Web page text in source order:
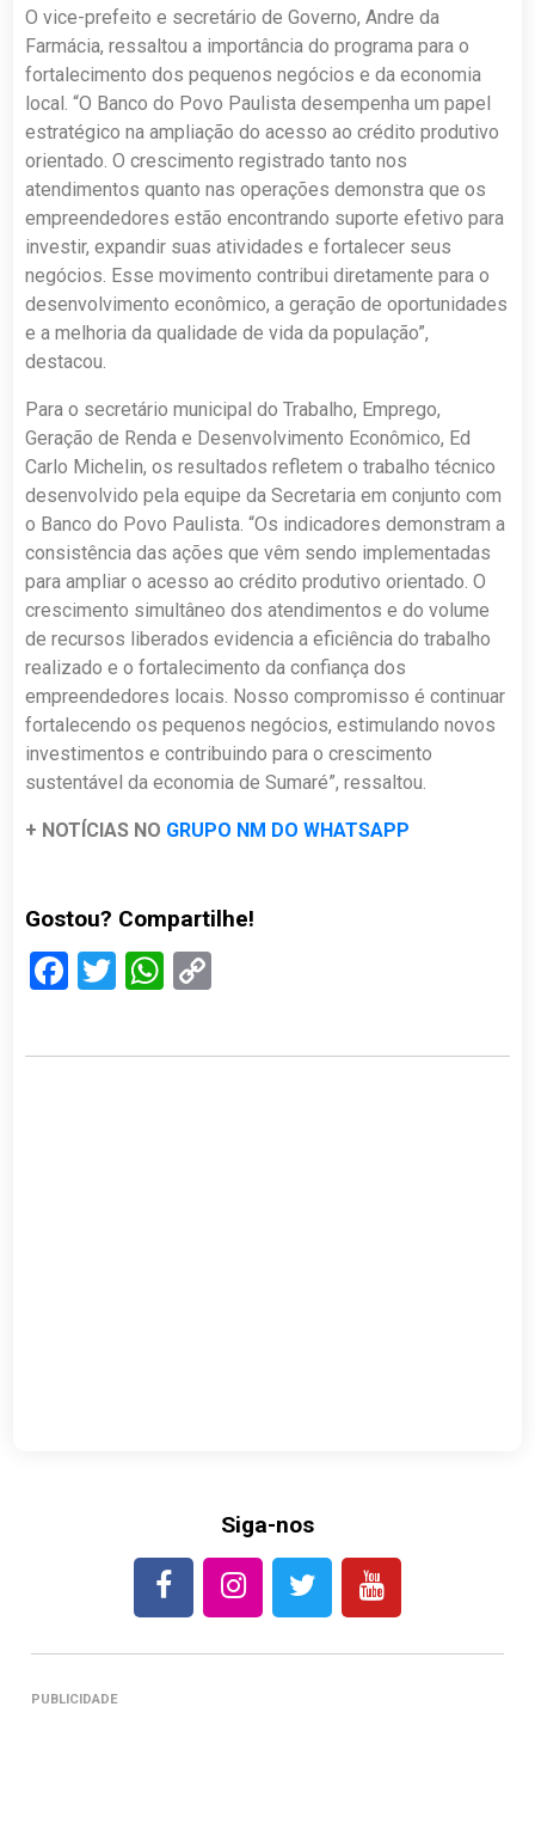
O vice-prefeito e secretário de Governo, Andre da
Farmácia, ressaltou a importância do programa para o
fortalecimento dos pequenos negócios e da economia
local. “O Banco do Povo Paulista desempenha um papel
estratégico na ampliação do acesso ao crédito produtivo
orientado. O crescimento registrado tanto nos
atendimentos quanto nas operações demonstra que os
empreendedores estão encontrando suporte efetivo para
investir, expandir suas atividades e fortalecer seus
negócios. Esse movimento contribui diretamente para o
desenvolvimento econômico, a geração de oportunidades
e a melhoria da qualidade de vida da população”,
destacou.
Para o secretário municipal do Trabalho, Emprego,
Geração de Renda e Desenvolvimento Econômico, Ed
Carlo Michelin, os resultados refletem o trabalho técnico
desenvolvido pela equipe da Secretaria em conjunto com
o Banco do Povo Paulista. “Os indicadores demonstram a
consistência das ações que vêm sendo implementadas
para ampliar o acesso ao crédito produtivo orientado. O
crescimento simultâneo dos atendimentos e do volume
de recursos liberados evidencia a eficiência do trabalho
realizado e o fortalecimento da confiança dos
empreendedores locais. Nosso compromisso é continuar
fortalecendo os pequenos negócios, estimulando novos
investimentos e contribuindo para o crescimento
sustentável da economia de Sumaré”, ressaltou.
+ NOTÍCIAS NO GRUPO NM DO WHATSAPP
Gostou? Compartilhe!
Facebook
TwitterWhatsApp
Siga-nos
PUBLICIDADE